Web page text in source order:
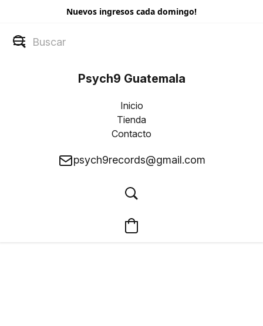
Nuevos ingresos cada domingo!
Psych9 Guatemala
Inicio
Tienda
Contacto
psych9records@gmail.com